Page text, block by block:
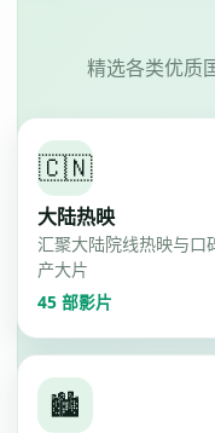
精选各类优质
🇨🇳
大陆热映
汇聚大陆院线热映与口
产大片
45 部影片
🏙️